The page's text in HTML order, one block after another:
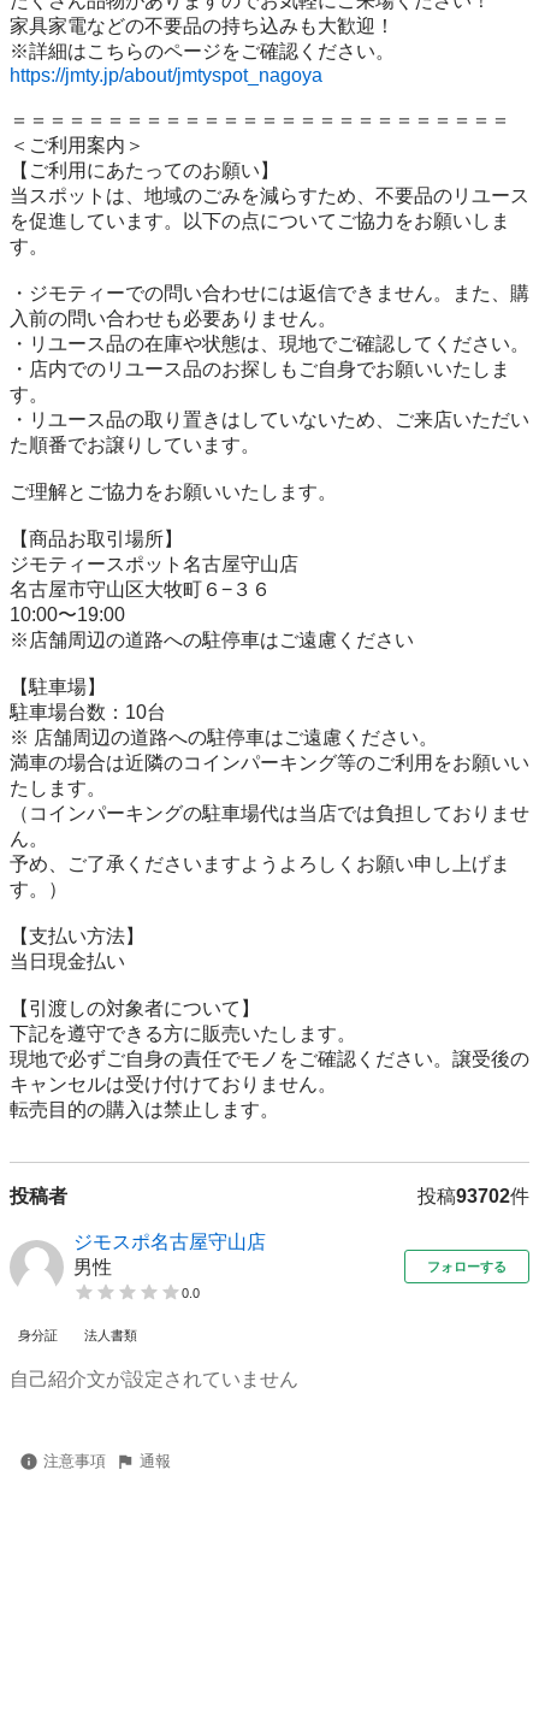
家具家電などの不要品の持ち込みも大歓迎！
https://jmty.jp/about/jmtyspot_nagoya
＝＝＝＝＝＝＝＝＝＝＝＝＝＝＝＝＝＝＝＝＝＝＝＝＝＝
＜ご利用案内＞
【ご利用にあたってのお願い】
当スポットは、地域のごみを減らすため、不要品のリユース
を促進しています。以下の点についてご協力をお願いしま
す。
・ジモティーでの問い合わせには返信できません。また、購
入前の問い合わせも必要ありません。
・リユース品の在庫や状態は、現地でご確認してください。
・店内でのリユース品のお探しもご自身でお願いいたしま
す。
・リユース品の取り置きはしていないため、ご来店いただい
た順番でお譲りしています。
ご理解とご協力をお願いいたします。
【商品お取引場所】
ジモティースポット名古屋守山店
名古屋市守山区大牧町６−３６
10:00〜19:00
※店舗周辺の道路への駐停車はご遠慮ください
【駐⾞場】
駐車場台数：10台
※ 店舗周辺の道路への駐停車はご遠慮ください。
満車の場合は近隣のコインパーキング等のご利用をお願いい
たします。
（コインパーキングの駐車場代は当店では負担しておりませ
ん。
予め、ご了承くださいますようよろしくお願い申し上げま
す。）
【⽀払い⽅法】
当日現金払い
【引渡しの対象者について】
下記を遵守できる⽅に販売いたします。
現地で必ずご⾃⾝の責任でモノをご確認ください。譲受後の
キャンセルは受け付けておりません。
転売⽬的の購⼊は禁⽌します。
投稿者 投稿93702件
ジモスポ名古屋守山店
男性
0.0
フォローする
身分証 法人書類
自己紹介文が設定されていません
注意事項 通報